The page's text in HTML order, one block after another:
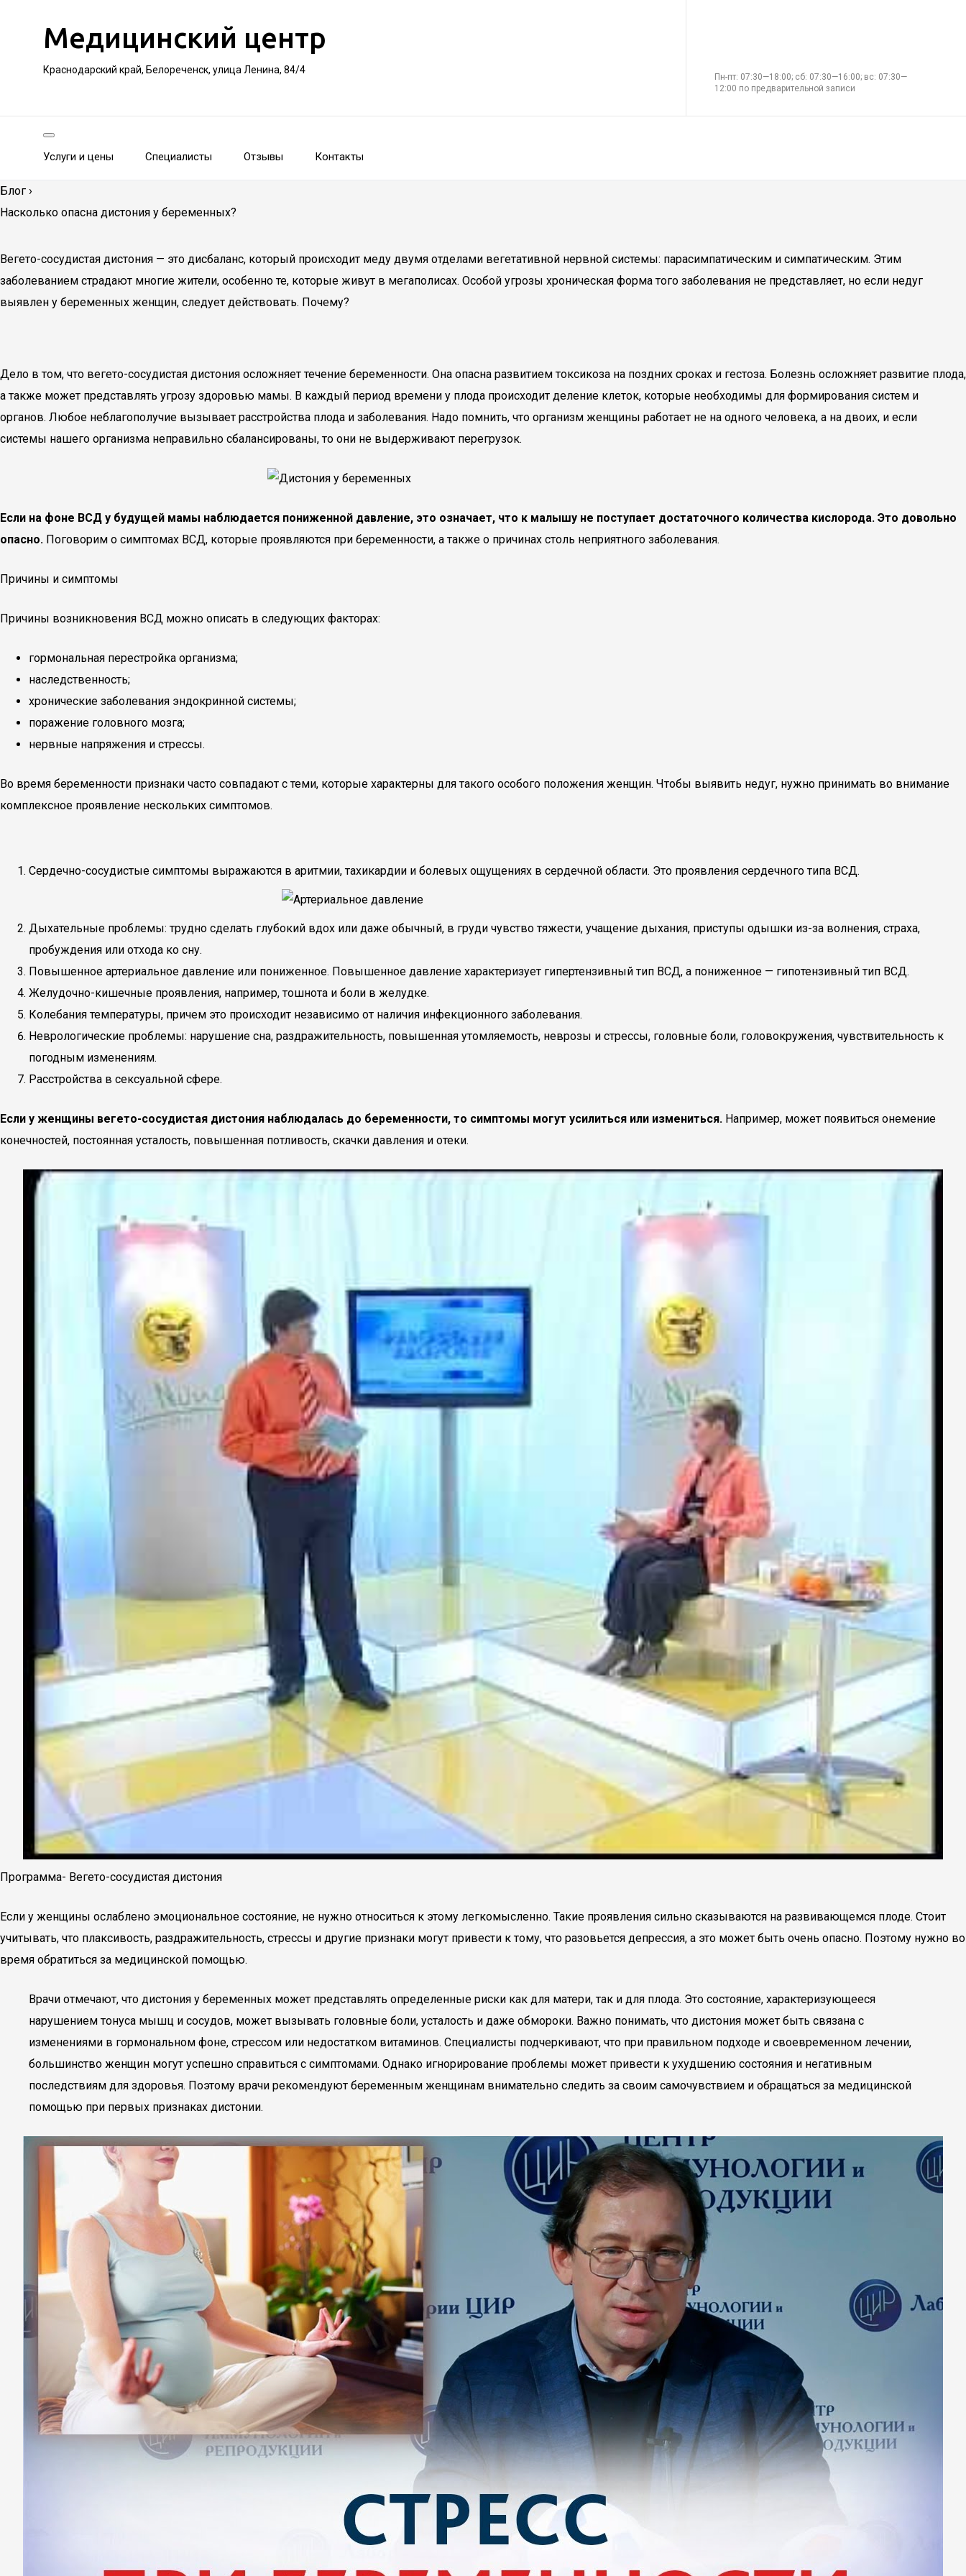
Медицинский центр
Краснодарский край, Белореченск, улица Ленина, 84/4
Пн-пт: 07:30—18:00; сб: 07:30—16:00; вс: 07:30—
12:00 по предварительной записи
Услуги и цены Специалисты Отзывы Контакты
Блог ›
Насколько опасна дистония у беременных?
Вегето-сосудистая дистония — это дисбаланс, который происходит меду двумя отделами вегетативной нервной системы: парасимпатическим и симпатическим. Этим
заболеванием страдают многие жители, особенно те, которые живут в мегаполисах. Особой угрозы хроническая форма того заболевания не представляет, но если недуг
выявлен у беременных женщин, следует действовать. Почему?
Дело в том, что вегето-сосудистая дистония осложняет течение беременности. Она опасна развитием токсикоза на поздних сроках и гестоза. Болезнь осложняет развитие плода,
а также может представлять угрозу здоровью мамы. В каждый период времени у плода происходит деление клеток, которые необходимы для формирования систем и
органов. Любое неблагополучие вызывает расстройства плода и заболевания. Надо помнить, что организм женщины работает не на одного человека, а на двоих, и если
системы нашего организма неправильно сбалансированы, то они не выдерживают перегрузок.
Если на фоне ВСД у будущей мамы наблюдается пониженной давление, это означает, что к малышу не поступает достаточного количества кислорода. Это довольно
опасно. Поговорим о симптомах ВСД, которые проявляются при беременности, а также о причинах столь неприятного заболевания.
Причины и симптомы
Причины возникновения ВСД можно описать в следующих факторах:
гормональная перестройка организма;
наследственность;
хронические заболевания эндокринной системы;
поражение головного мозга;
нервные напряжения и стрессы.
Во время беременности признаки часто совпадают с теми, которые характерны для такого особого положения женщин. Чтобы выявить недуг, нужно принимать во внимание
комплексное проявление нескольких симптомов.
Сердечно-сосудистые симптомы выражаются в аритмии, тахикардии и болевых ощущениях в сердечной области. Это проявления сердечного типа ВСД.
Дыхательные проблемы: трудно сделать глубокий вдох или даже обычный, в груди чувство тяжести, учащение дыхания, приступы одышки из-за волнения, страха,
пробуждения или отхода ко сну.
Повышенное артериальное давление или пониженное. Повышенное давление характеризует гипертензивный тип ВСД, а пониженное — гипотензивный тип ВСД.
Желудочно-кишечные проявления, например, тошнота и боли в желудке.
Колебания температуры, причем это происходит независимо от наличия инфекционного заболевания.
Неврологические проблемы: нарушение сна, раздражительность, повышенная утомляемость, неврозы и стрессы, головные боли, головокружения, чувствительность к
погодным изменениям.
Расстройства в сексуальной сфере.
Если у женщины вегето-сосудистая дистония наблюдалась до беременности, то симптомы могут усилиться или измениться. Например, может появиться онемение
конечностей, постоянная усталость, повышенная потливость, скачки давления и отеки.
Программа- Вегето-сосудистая дистония
Если у женщины ослаблено эмоциональное состояние, не нужно относиться к этому легкомысленно. Такие проявления сильно сказываются на развивающемся плоде. Стоит
учитывать, что плаксивость, раздражительность, стрессы и другие признаки могут привести к тому, что разовьется депрессия, а это может быть очень опасно. Поэтому нужно во
время обратиться за медицинской помощью.
Врачи отмечают, что дистония у беременных может представлять определенные риски как для матери, так и для плода. Это состояние, характеризующееся
нарушением тонуса мышц и сосудов, может вызывать головные боли, усталость и даже обмороки. Важно понимать, что дистония может быть связана с
изменениями в гормональном фоне, стрессом или недостатком витаминов. Специалисты подчеркивают, что при правильном подходе и своевременном лечении,
большинство женщин могут успешно справиться с симптомами. Однако игнорирование проблемы может привести к ухудшению состояния и негативным
последствиям для здоровья. Поэтому врачи рекомендуют беременным женщинам внимательно следить за своим самочувствием и обращаться за медицинской
помощью при первых признаках дистонии.